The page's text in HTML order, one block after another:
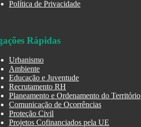
Política de Privacidade
Rápidas
Urbanismo
Ambiente
Educação e Juventude
Recrutamento RH
Planeamento e Ordenamento do Território
Comunicação de Ocorrências
Proteção Civil
Projetos Cofinanciados pela UE